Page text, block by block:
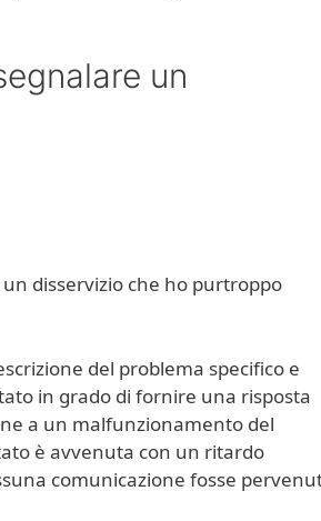
un
disservizio che ho purtroppo
del problema specifico e
in grado di fornire una risposta
a un malfunzionamento del
è avvenuta con un ritardo
comunicazione fosse